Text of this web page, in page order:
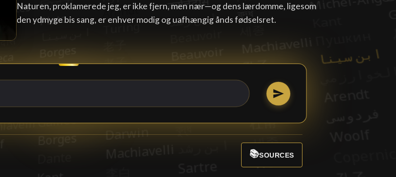
Naturen, proklamerede jeg, er ikke fjern, men nær—og dens lærdomme, ligesom
den ydmyge bis sang, er enhver modig og uafhængig ånds fødselsret.
📚SOURCES